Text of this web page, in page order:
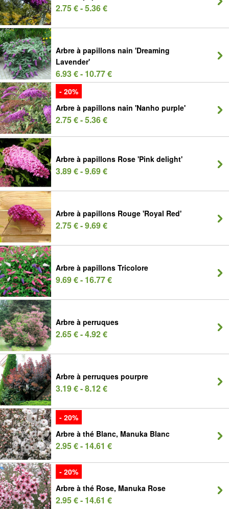
2.75 € - 5.36 €
Arbre à papillons nain 'Dreaming
Lavender'
6.93 € - 10.77 €
- 20%
Arbre à papillons nain 'Nanho purple'
2.75 € - 5.36 €
Arbre à papillons Rose 'Pink delight'
3.89 € - 9.69 €
Arbre à papillons Rouge 'Royal Red'
2.75 € - 9.69 €
Arbre à papillons Tricolore
9.69 € - 16.77 €
Arbre à perruques
2.65 € - 4.92 €
Arbre à perruques pourpre
3.19 € - 8.12 €
- 20%
Arbre à thé Blanc, Manuka Blanc
2.95 € - 14.61 €
- 20%
Arbre à thé Rose, Manuka Rose
2.95 € - 14.61 €